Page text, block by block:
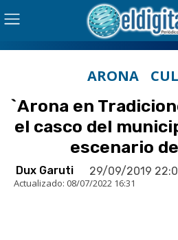
ARONA
`Arona en
el casco del
escenario
Dux Garuti 29/09/2019
Actualizado: 08/07/2022 16:31